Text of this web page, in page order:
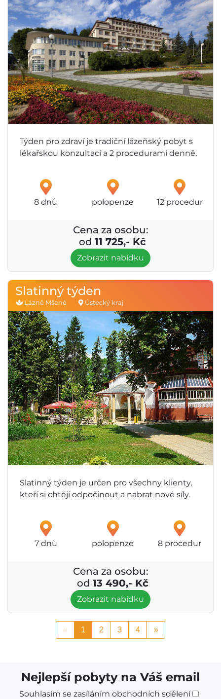
Týden pro zdraví je tradiční lázeňský pobyt s
lékařskou konzultací a 2 procedurami denně.
8 dnů polopenze 12 procedur
Cena za osobu:
od 11 725,- Kč
Zobrazit nabídku
Slatinný týden
Lázně Mšené Ústecký kraj
Slatinný týden je určen pro všechny klienty,
kteří si chtějí odpočinout a nabrat nové síly.
7 dnů polopenze 8 procedur
Cena za osobu:
od 13 490,- Kč
Zobrazit nabídku
« 1 2 3 4 »
Nejlepší pobyty na Váš email
Souhlasím se zasíláním obchodních sdělení